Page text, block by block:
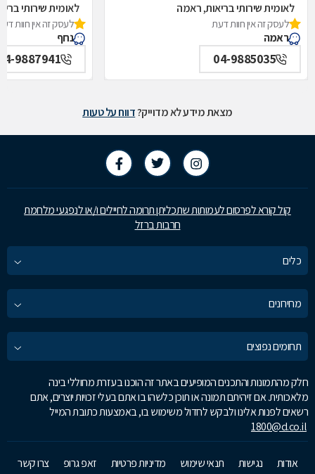
לאומית שירותי בריאות, ראמה
לעסק זה אין חוות דעת
ראמה
04-9885035
לאומית שירותי
לעסק זה אין חוות
נחף
9887941
מצאת מידע לא מדוייק?דווח על טעות
קול קורא לפרסום לעמותות שתכליתן תרומה לחיילים ו/או לנפגעי מלחמת
חרבות ברזל
כלים
מחירונים
תחומים נפוצים
חלק מהתמונות והתכנים המופיעים באתר זה הוכנו בעזרת מחוללי בינה
מלאכותית. אם זיהיתם תמונה או תוכן כלשהו בו אתם בעלי זכויות יוצרים, אתם
רשאים לפנות אלינו ולבקש לחדול משימוש בו, באמצעות כתובת המייל
1800@d.co.il
אודות נגישות תנאי שימוש מדיניות פרטיות זאפ גרופ צרו קשר